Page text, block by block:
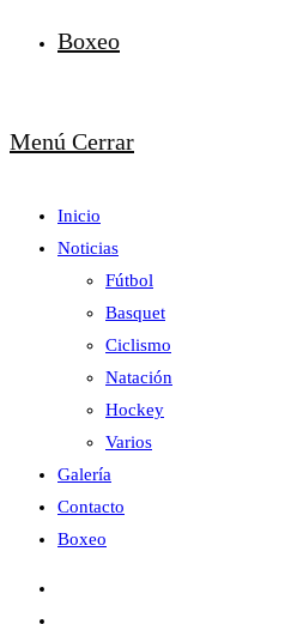
Boxeo
Menú Cerrar
Inicio
Noticias
Fútbol
Basquet
Ciclismo
Natación
Hockey
Varios
Galería
Contacto
Boxeo